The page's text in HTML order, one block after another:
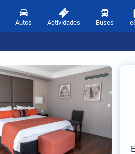
Autos Actividades Buses